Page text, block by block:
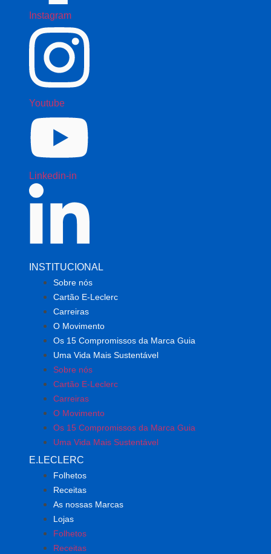
Instagram
Youtube
Linkedin-in
INSTITUCIONAL
Sobre nós
Cartão E-Leclerc
Carreiras
O Movimento
Os 15 Compromissos da Marca Guia
Uma Vida Mais Sustentável
Sobre nós
Cartão E-Leclerc
Carreiras
O Movimento
Os 15 Compromissos da Marca Guia
Uma Vida Mais Sustentável
E.LECLERC
Folhetos
Receitas
As nossas Marcas
Lojas
Folhetos
Receitas